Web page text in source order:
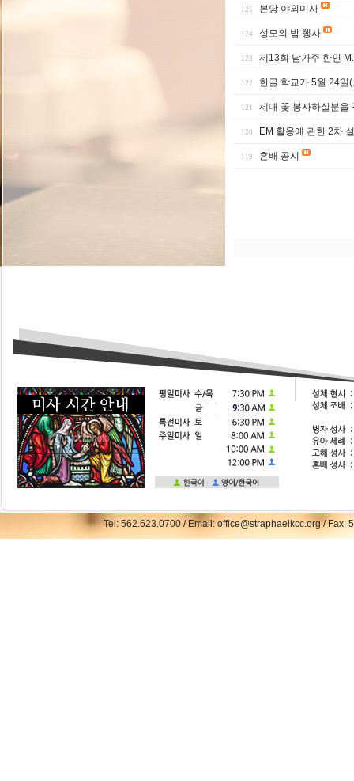
125 본당 야외미사
124 성모의 밤 행사
123 제13회 남가주 한인
122 한글 학교가 5월 24
121 제대 꽃 봉사하실분을
120 EM 활용에 관한 2차
119 혼배 공시
Tel: 562.623.0700 / Email: office@straphaelkcc.org /